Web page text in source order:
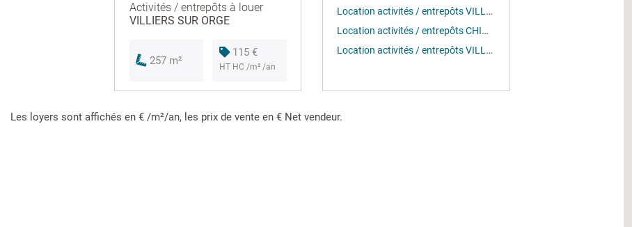
Activités / entrepôts à louer
VILLIERS SUR ORGE
257 m²
115 €
HT HC /m² /an
Location activités / entrepôts VILLEBON-SUR-YVETTE (91140)
Location activités / entrepôts CHILLY MAZARIN (91380)
Location activités / entrepôts VILLEJUST (91140)
Les loyers sont affichés en € /m²/an, les prix de vente en € Net vendeur.